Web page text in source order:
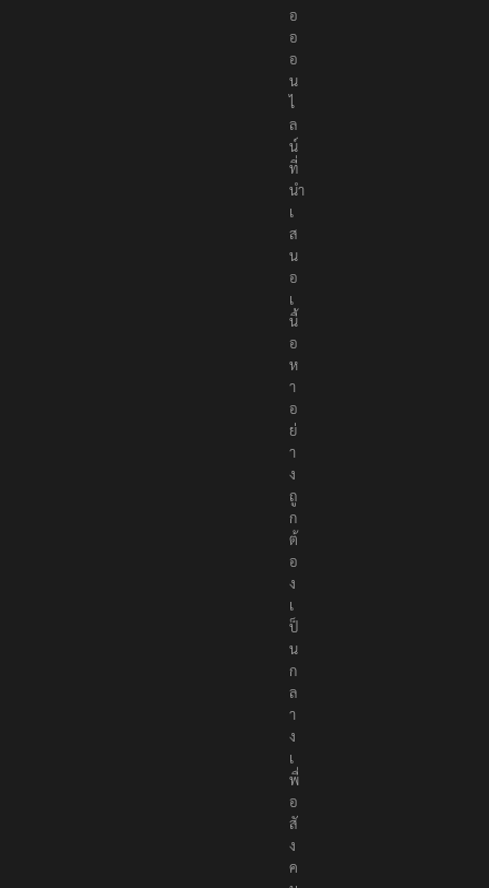
อ
อ
อ
น
ไ
ล
น์
ที่
นำ
เ
ส
น
อ
เ
นื้
อ
ห
า
อ
ย่
า
ง
ถู
ก
ต้
อ
ง
เ
ป็
น
ก
ล
า
ง
เ
พื่
อ
สั
ง
ค